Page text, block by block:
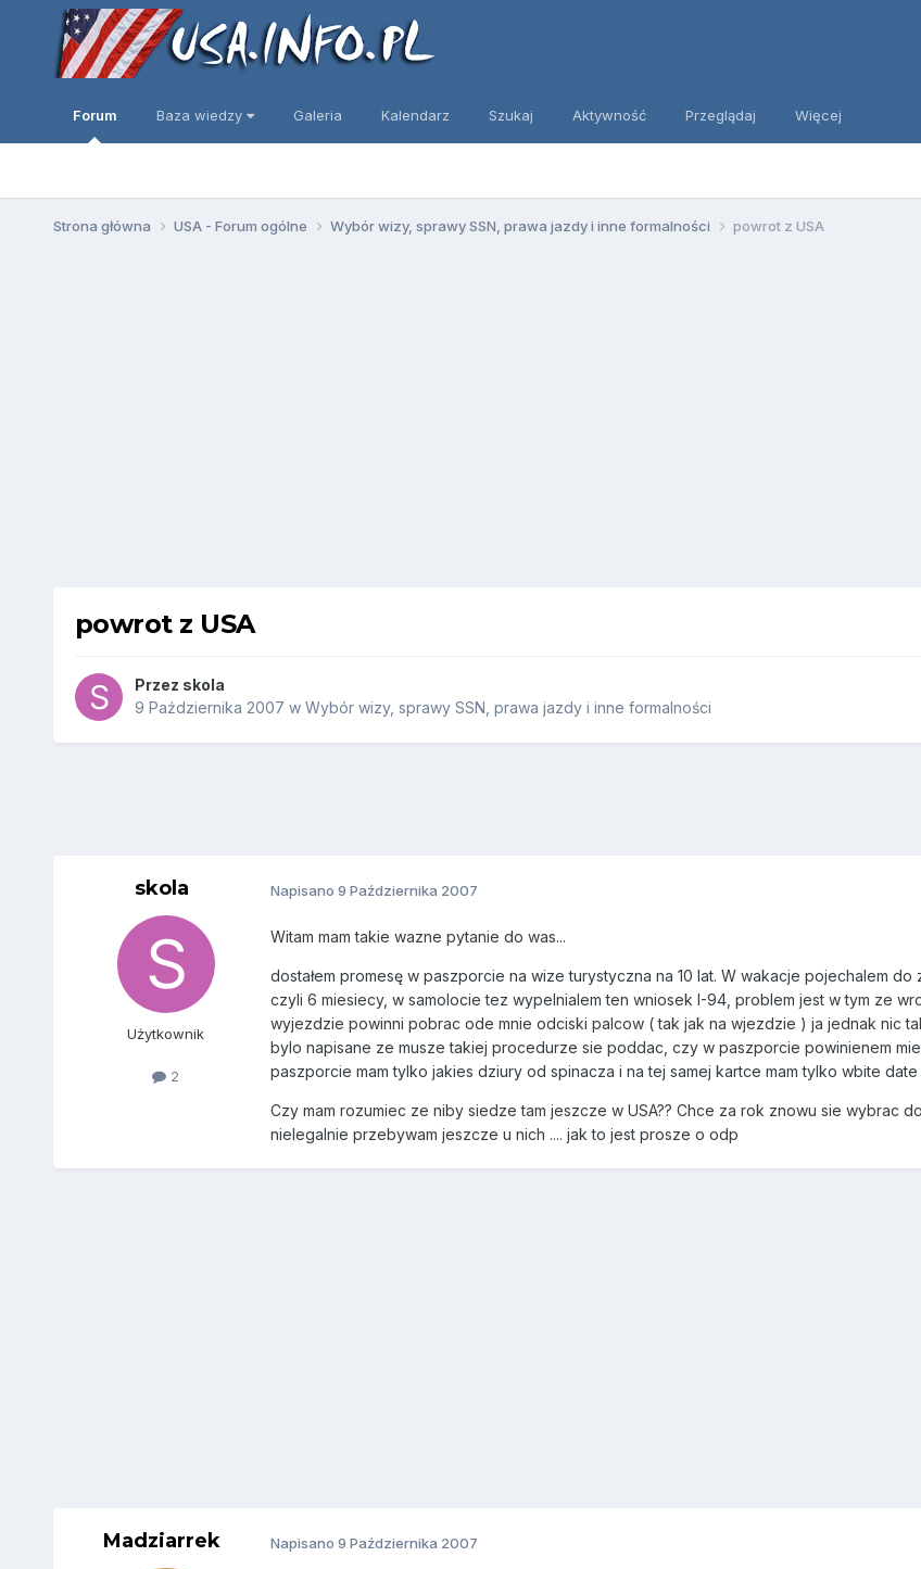
Forum Baza wiedzy Galeria Kalendarz Szukaj Aktywność Przeglądaj Więcej
Strona główna USA - Forum ogólne Wybór wizy, sprawy SSN, prawa jazdy i inne formalności powrot z USA
powrot z USA
Przez skola
9 Października 2007 w Wybór wizy, sprawy SSN, prawa jazdy i inne formalności
skola
Użytkownik
2
Napisano 9 Października 2007
Witam mam takie wazne pytanie do was...
dostałem promesę w paszporcie na wize turystyczna na 10 lat. W wakacje pojechalem
czyli 6 miesiecy, w samolocie tez wypelnialem ten wniosek I-94, problem jest w tym ze
wyjezdzie powinni pobrac ode mnie odciski palcow ( tak jak na wjezdzie ) ja jednak nic
bylo napisane ze musze takiej procedurze sie poddac, czy w paszporcie powinienem
paszporcie mam tylko jakies dziury od spinacza i na tej samej kartce mam tylko wbite date
Czy mam rozumiec ze niby siedze tam jeszcze w USA?? Chce za rok znowu sie wybrac
nielegalnie przebywam jeszcze u nich .... jak to jest prosze o odp
Madziarrek Napisano 9 Października 2007